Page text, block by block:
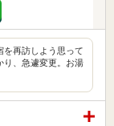
を再訪しよう思って
り、急遽変更。お湯